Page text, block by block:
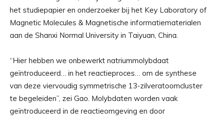
het studiepapier en onderzoeker bij het Key Laboratory of
Magnetic Molecules & Magnetische informatiematerialen
aan de Shanxi Normal University in Taiyuan, China.
“Hier hebben we onbewerkt natriummolybdaat
geïntroduceerd… in het reactieproces… om de synthese
van deze viervoudig symmetrische 13-zilveratoomcluster
te begeleiden”, zei Gao. Molybdaten worden vaak
geïntroduceerd in de reactieomgeving en door